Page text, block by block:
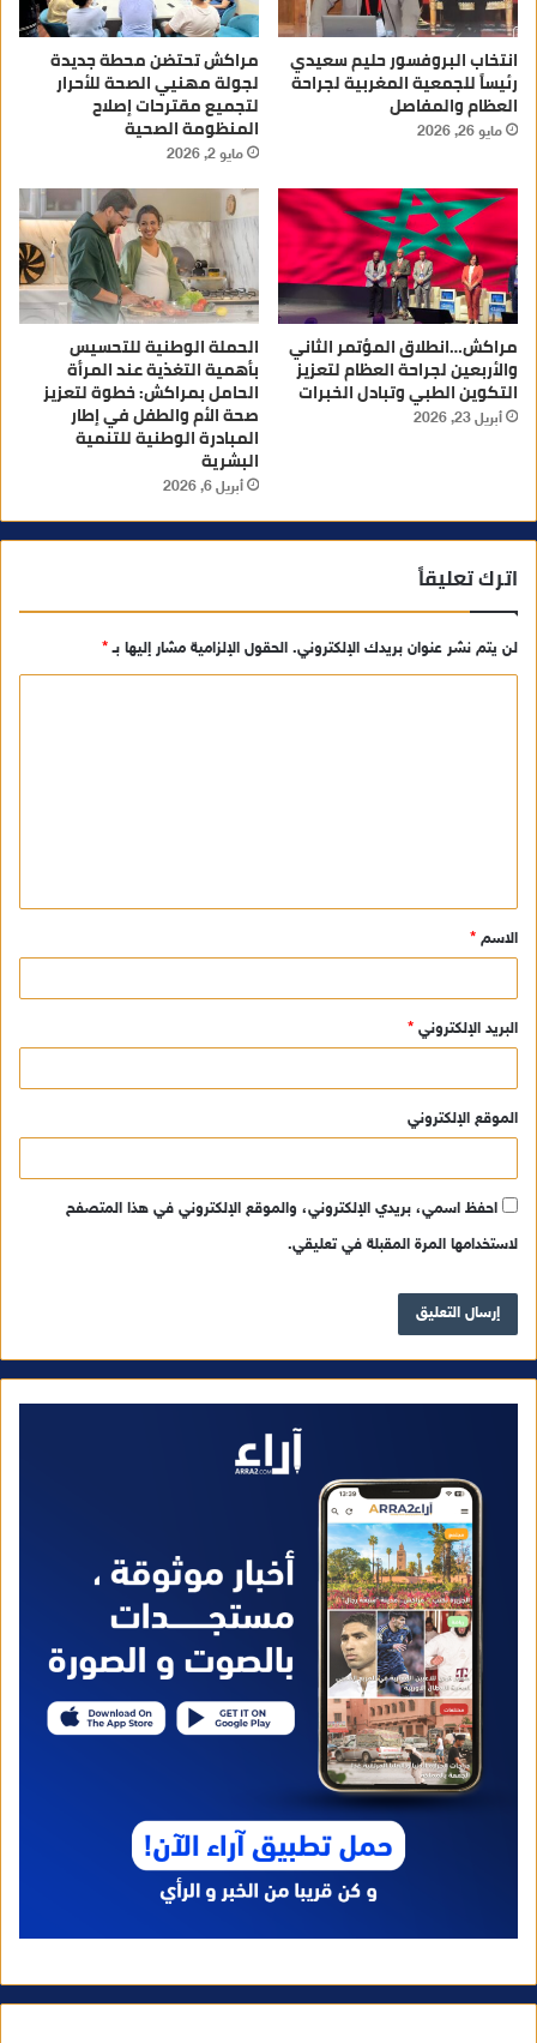
انتخاب البروفسور حليم سعيدي
رئيساً للجمعية المغربية لجراحة
العظام والمفاصل
مايو 26, 2026
مراكش تحتضن محطة جديدة
لجولة مهنيي الصحة للأحرار
لتجميع مقترحات إصلاح
المنظومة الصحية
مايو 2, 2026
مراكش…انطلاق المؤتمر الثاني
والأربعين لجراحة العظام لتعزيز
التكوين الطبي وتبادل الخبرات
أبريل 23, 2026
الحملة الوطنية للتحسيس
بأهمية التغذية عند المرأة
الحامل بمراكش: خطوة لتعزيز
صحة الأم والطفل في إطار
المبادرة الوطنية للتنمية
البشرية
أبريل 6, 2026
اترك تعليقاً
لن يتم نشر عنوان بريدك الإلكتروني. الحقول الإلزامية مشار إليها بـ*
ق
*
الاسم *
البريد الإلكتروني *
الموقع الإلكتروني
احفظ اسمي، بريدي الإلكتروني، والموقع الإلكتروني في هذا المتصفح
لاستخدامها المرة المقبلة في تعليقي.